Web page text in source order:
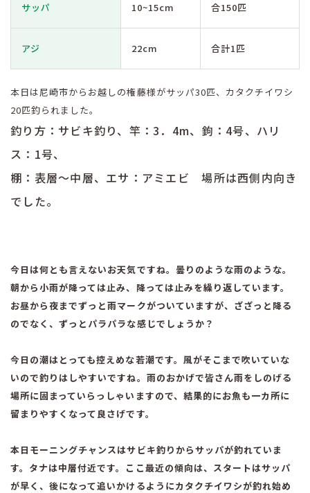
サッパ 10~15cm 合150匹
アジ 22cm 合計1匹
本日は尼崎市からお越しの権藤様がサッパ30匹、カタクチイワシ
20匹釣られました。
釣り方：サビキ釣り、竿：3．4m、鉤：4号、ハリ
ス：1号、
棚：表層～中層、エサ：アミエビ 場所は西側内向き
でした。
今日は何とも言えないお天気ですね。曇りのような雨のような。
朝から小雨が降っては止み、降っては止みを繰り返しています。
お昼から夜までずっと雨マークがついていますが、ざざっと降る
のでなく、ずっとパラパラな感じでしょうか？
今日の潮はとっても控えめな若潮です。風がそこまで吹いていな
いので釣りはしやすいですね。雨のおかげで皆さん雨をしのげる
場所に固まっていらっしゃいますので、結果的にお魚も一カ所に
留まりやすくなって良さげです。
本日モーニングチャンスはサビキ釣りからサッパが釣れていま
す。タナは中層付近です。ここ最近の傾向は、スタートはサッパ
が早く、後になって追いかけるようにカタクチイワシが釣れ始め